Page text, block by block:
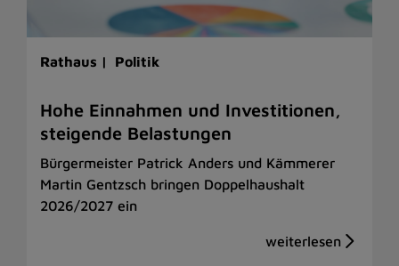
Rathaus | Politik
Hohe Einnahmen und Investitionen,
steigende Belastungen
Bürgermeister Patrick Anders und Kämmerer
Martin Gentzsch bringen Doppelhaushalt
2026/2027 ein